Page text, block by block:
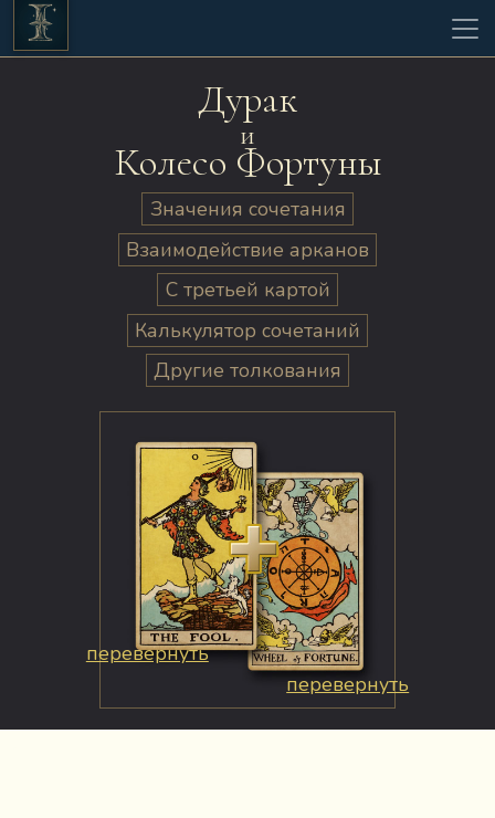
Дурак
и
Колесо Фортуны
Значения сочетания
Взаимодействие арканов
С третьей картой
Калькулятор сочетаний
Другие толкования
перевернуть
перевернуть